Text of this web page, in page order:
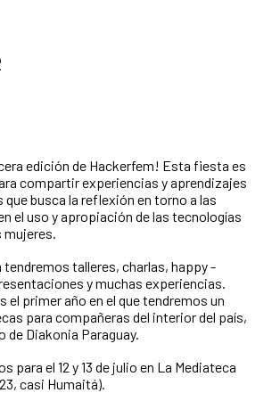
edición de Hackerfem! Esta fiesta es
compartir experiencias y aprendizajes
busca la reflexión en torno a las
el uso y apropiación de las tecnologías
mujeres.
tendremos talleres, charlas, happy -
y muchas experiencias.
el primer año en el que tendremos un
para compañeras del interior del país,
de Diakonia Paraguay.
para el 12 y 13 de julio en La Mediateca
casi Humaitá).